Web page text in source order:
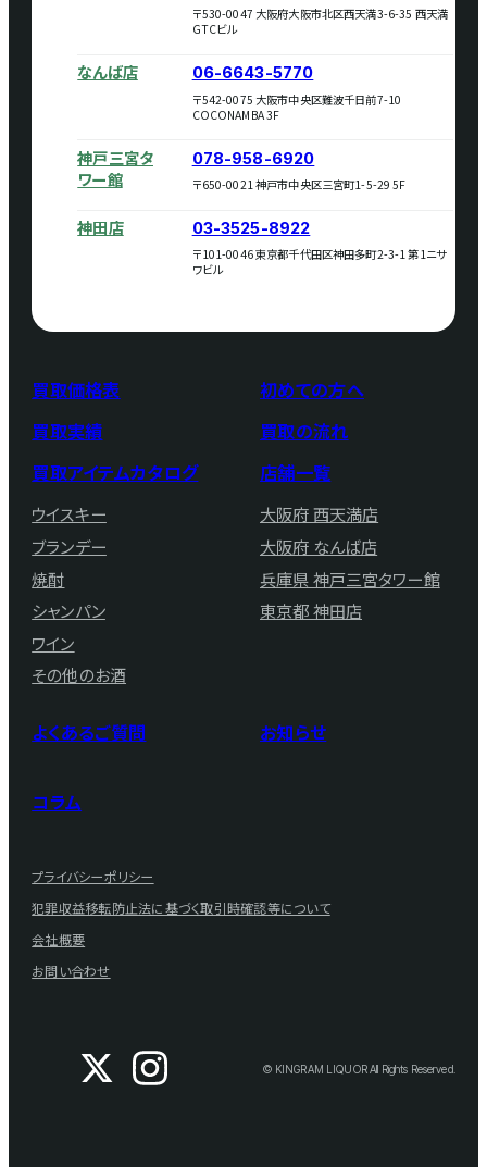
買取価格表
買取実績
買取アイテムカタログ
ウイスキー
ブランデー
焼酎
シャンパン
ワイン
その他のお酒
初めての方へ
買取の流れ
店舗一覧
大阪府 西天満店
大阪府 なんば店
兵庫県 神戸三宮タワー館
東京都 神田店
よくあるご質問 お知らせ
コラム
プライバシーポリシー
犯罪収益移転防止法に基づく取引時確認等について
会社概要
お問い合わせ
〒530-0047 大阪府大阪市北区西天満3-6-35 西天満
GTCビル
なんば店 06-6643-5770
〒542-0075 大阪市中央区難波千日前7-10
COCONAMBA 3F
神戸三宮タ
ワー館
078-958-6920
〒650-0021 神戸市中央区三宮町1-5-29 5F
神田店 03-3525-8922
〒101-0046 東京都千代田区神田多町2-3-1 第1ニサ
ワビル
© KINGRAM LIQUOR All Rights Reserved.